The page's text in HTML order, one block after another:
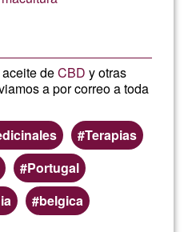
aceite deCBD y otras
a por correo a toda
Terapias
Portugal
belgica